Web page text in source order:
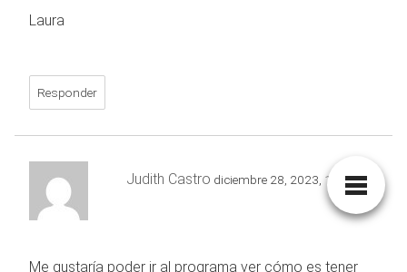
Laura
Responder
Judith Castro diciembre 28, 2023, 10:35 pm
Me gustaría poder ir al programa ver cómo es tener